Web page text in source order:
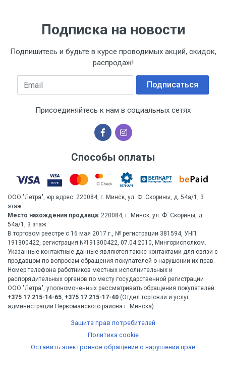
Подписка на новости
Подпишитесь и будьте в курсе проводимых акций, скидок,
распродаж!
Email Подписаться
Присоединяйтесь к нам в социальных сетях
Способы оплаты
ООО "Летра", юр.адрес: 220084, г. Минск, ул. Ф. Скорины, д. 54а/1, 3
этаж
Место нахождения продавца: 220084, г. Минск, ул. Ф. Скорины, д.
54а/1, 3 этаж
В торговом реестре с 16 мая 2017 г., № регистрации 381594, УНП:
191300422, регистрация №191300422, 07.04.2010, Мингорисполком.
Указанные контактные данные являются также контактами для связи с
продавцом по вопросам обращения покупателей о нарушении их прав.
Номер телефона работников местных исполнительных и
распорядительных органов по месту государственной регистрации
ООО "Летра", уполномоченных рассматривать обращения покупателей:
+375 17 215-14-65, +375 17 215-17-40 (Отдел торговли и услуг
администрации Первомайского района г. Минска)
Защита прав потребителей
Политика cookie
Оставить электронное обращение о нарушении прав